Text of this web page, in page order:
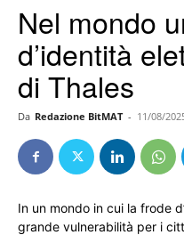
Nel mondo
d’identità
di Thales
Da Redazione BitMAT - 11/08/
In un mondo in cui la frode
grande vulnerabilità per i